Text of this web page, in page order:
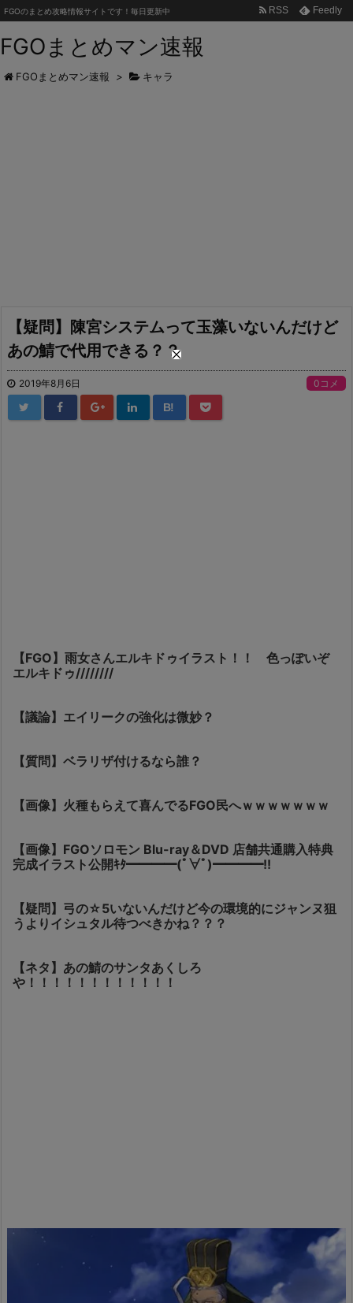
FGOまとめマン速報
FGOのまとめ攻略情報サイトです！毎日更新中 RSS Feedly
FGOまとめマン速報 > キャラ
【疑問】陳宮システムって玉藻いないんだけど
あの鯖で代用できる？？
2019年8月6日 0コメ
B!
【FGO】雨女さんエルキドゥイラスト！！ 色っぽいぞ
エルキドゥ////////
【議論】エイリークの強化は微妙？
【質問】ベラリザ付けるなら誰？
【画像】火種もらえて喜んでるFGO民へｗｗｗｗｗｗｗ
【画像】FGOソロモン Blu-ray＆DVD 店舗共通購入特典
完成イラスト公開ｷﾀ━━━━(ﾟ∀ﾟ)━━━━!!
【疑問】弓の☆5いないんだけど今の環境的にジャンヌ狙
うよりイシュタル待つべきかね？？？
【ネタ】あの鯖のサンタあくしろ
や！！！！！！！！！！！！